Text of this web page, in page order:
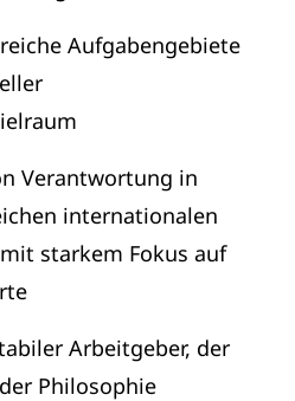
Aufgabengebiete
Verantwortung in
internationalen
starkem Fokus auf
Arbeitgeber, der
Philosophie